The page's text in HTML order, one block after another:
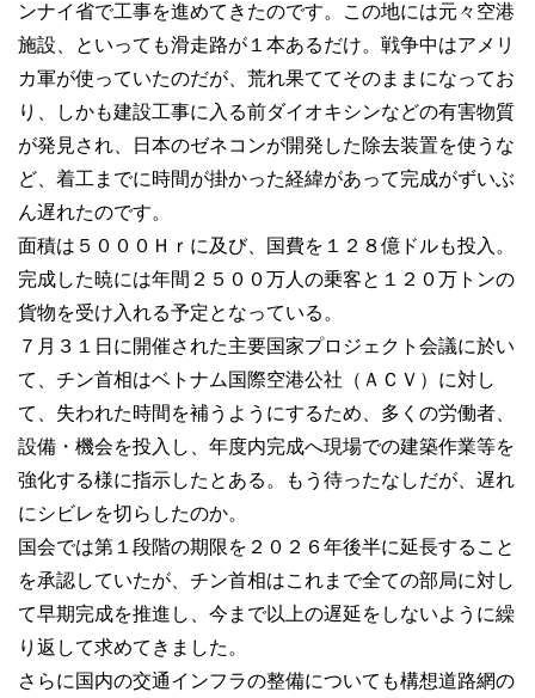
ンナイ省で工事を進めてきたのです。この地には元々空港
施設、といっても滑走路が１本あるだけ。戦争中はアメリ
カ軍が使っていたのだが、荒れ果ててそのままになってお
り、しかも建設工事に入る前ダイオキシンなどの有害物質
が発見され、日本のゼネコンが開発した除去装置を使うな
ど、着工までに時間が掛かった経緯があって完成がずいぶ
ん遅れたのです。
面積は５０００Ｈｒに及び、国費を１２８億ドルも投入。
完成した暁には年間２５００万人の乗客と１２０万トンの
貨物を受け入れる予定となっている。
７月３１日に開催された主要国家プロジェクト会議に於い
て、チン首相はベトナム国際空港公社（ＡＣＶ）に対し
て、失われた時間を補うようにするため、多くの労働者、
設備・機会を投入し、年度内完成へ現場での建築作業等を
強化する様に指示したとある。もう待ったなしだが、遅れ
にシビレを切らしたのか。
国会では第１段階の期限を２０２６年後半に延長すること
を承認していたが、チン首相はこれまで全ての部局に対し
て早期完成を推進し、今まで以上の遅延をしないように繰
り返して求めてきました。
さらに国内の交通インフラの整備についても構想道路網の